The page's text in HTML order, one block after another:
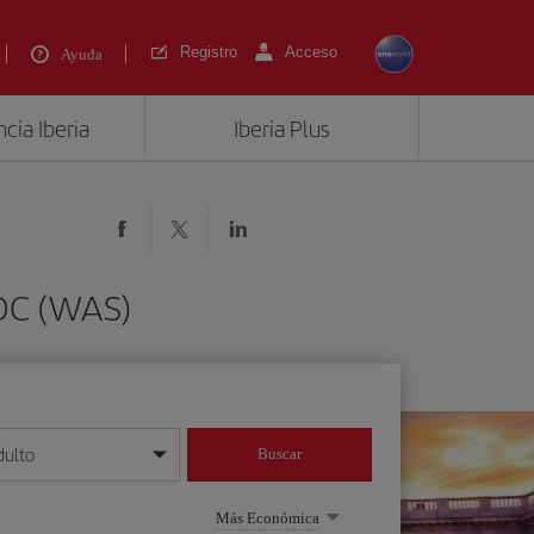
Ayuda Registro Acceso
Iberia Iberia Plus
(WAS)
mes/año
Buscar
Más Económica